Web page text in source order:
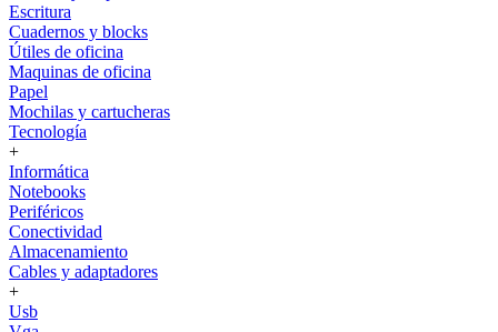
Escritura
Cuadernos y blocks
Útiles de oficina
Maquinas de oficina
Papel
Mochilas y cartucheras
Tecnología
+
Informática
Notebooks
Periféricos
Conectividad
Almacenamiento
Cables y adaptadores
+
Usb